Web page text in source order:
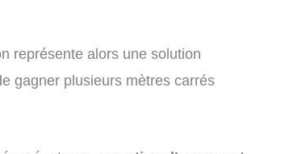
représente alors une solution
gagner plusieurs mètres carrés